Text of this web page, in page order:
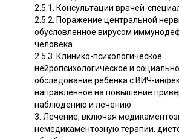
2.5.1. Консультации врачей-
2.5.2. Поражение центральной
обусловленное вирусом
человека
2.5.3. Клинико-психологическое
нейропсихологическое и
обследование ребенка с ВИЧ-
направленное на повышение
наблюдению и лечению
3. Лечение, включая
немедикаментозную терапии,